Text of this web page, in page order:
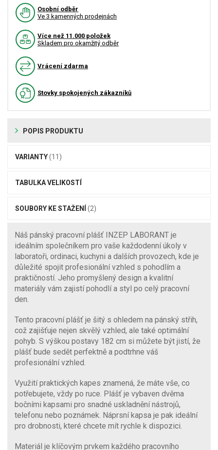
Osobní odběr
Ve 3 kamenných prodejnách
Více než 11.000 položek
Skladem pro okamžitý odběr
Vrácení zdarma
Stovky spokojených zákazníků
POPIS PRODUKTU
VARIANTY(11)
TABULKA VELIKOSTÍ
SOUBORY KE STAŽENÍ (2)
Náš pánský pracovní plášť INZEP LABORANT je
ideálním společníkem pro vaše každodenní úkoly v
laboratoři, ordinaci, kuchyni a dalších provozech, kde je
důležité spojit profesionální vzhled s pohodlím a
praktičností. Jeho promyšlený design a kvalitní
materiály vám zajistí pohodlí a styl po celý pracovní
den.
Tento pracovní plášť je šitý s ohledem na pánský střih,
což zajišťuje nejen skvělý vzhled, ale také optimální
pohyb. S výškou postavy 182 cm si můžete být jistí, že
plášť bude sedět perfektně a podtrhne váš
profesionální vzhled.
Využití praktických kapes znamená, že máte vše, co
potřebujete, vždy po ruce. Plášť je vybaven dvěma
bočními kapsami pro snadné uskladnění nástrojů,
telefonu nebo poznámek. Náprsní kapsa je pak ideální
pro drobnosti, které chcete mít rychle k dispozici.
Materiál je klíčovým prvkem každého pracovního